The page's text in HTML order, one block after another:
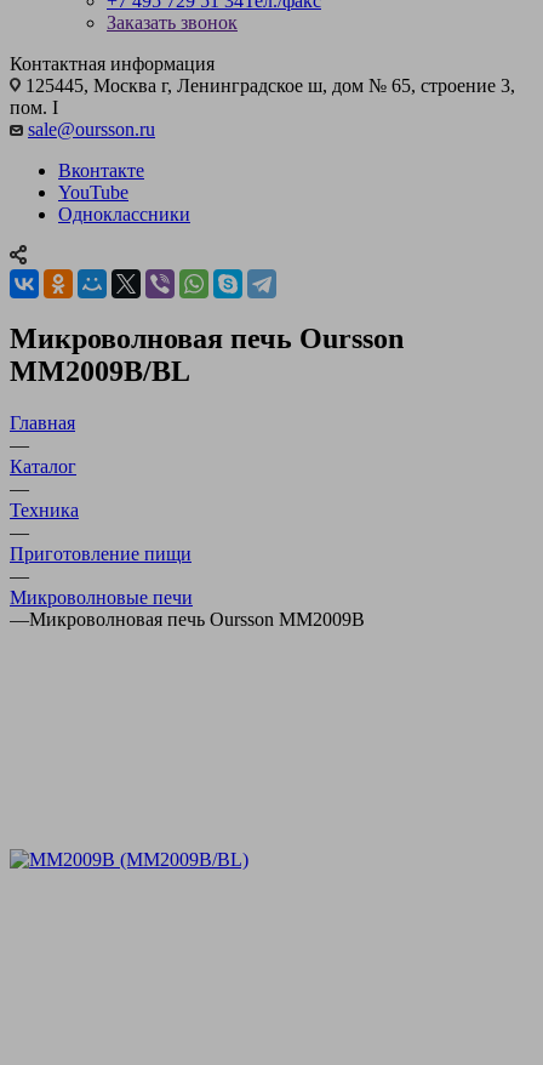
Заказать звонок
Контактная информация
125445, Москва г, Ленинградское ш, дом № 65, строение 3,
пом. I
sale@oursson.ru
Вконтакте
YouTube
Одноклассники
Микроволновая печь Oursson
MM2009B/BL
Главная
—
Каталог
—
Техника
—
Приготовление пищи
—
Микроволновые печи
—Микроволновая печь Oursson MM2009B